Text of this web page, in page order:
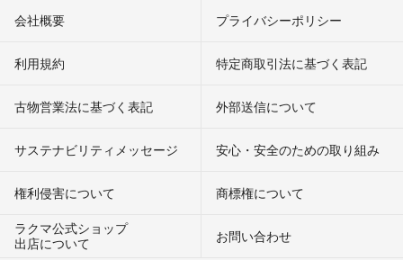
会社概要 プライバシーポリシー
利用規約 特定商取引法に基づく表記
古物営業法に基づく表記 外部送信について
サステナビリティメッセージ 安心・安全のための取り組み
権利侵害について
商標権について
ラクマ公式ショップ
出店について
お問い合わせ